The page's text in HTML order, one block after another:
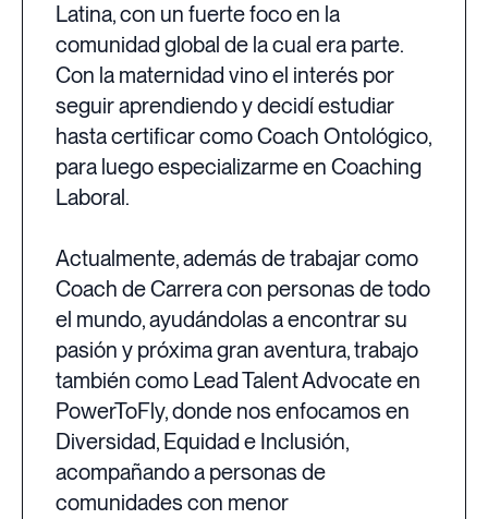
Latina, con un fuerte foco en la
comunidad global de la cual era parte.
Con la maternidad vino el interés por
seguir aprendiendo y decidí estudiar
hasta certificar como Coach Ontológico,
para luego especializarme en Coaching
Laboral.
Actualmente, además de trabajar como
Coach de Carrera con personas de todo
el mundo, ayudándolas a encontrar su
pasión y próxima gran aventura, trabajo
también como Lead Talent Advocate en
PowerToFly, donde nos enfocamos en
Diversidad, Equidad e Inclusión,
acompañando a personas de
comunidades con menor